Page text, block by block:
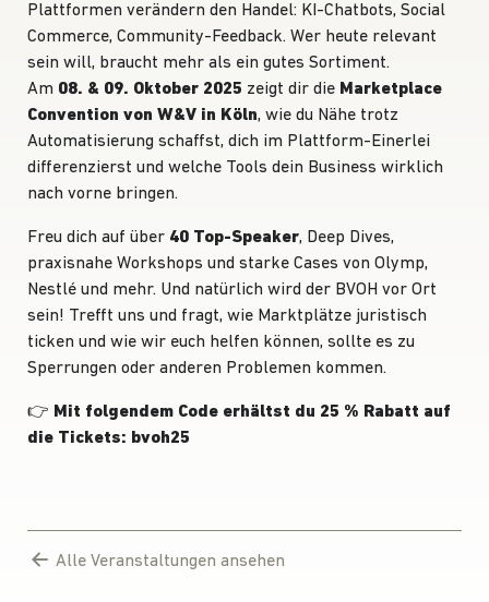
Plattformen verändern den Handel: KI-Chatbots, Social
Commerce, Community-Feedback. Wer heute relevant
sein will, braucht mehr als ein gutes Sortiment.
Am 08. & 09. Oktober 2025 zeigt dir die Marketplace
Convention von W&V in Köln, wie du Nähe trotz
Automatisierung schaffst, dich im Plattform-Einerlei
differenzierst und welche Tools dein Business wirklich
nach vorne bringen.
Freu dich auf über 40 Top-Speaker, Deep Dives,
praxisnahe Workshops und starke Cases von Olymp,
Nestlé und mehr. Und natürlich wird der BVOH vor Ort
sein! Trefft uns und fragt, wie Marktplätze juristisch
ticken und wie wir euch helfen können, sollte es zu
Sperrungen oder anderen Problemen kommen.
👉 Mit folgendem Code erhältst du 25 % Rabatt auf
die Tickets: bvoh25
Alle Veranstaltungen ansehen